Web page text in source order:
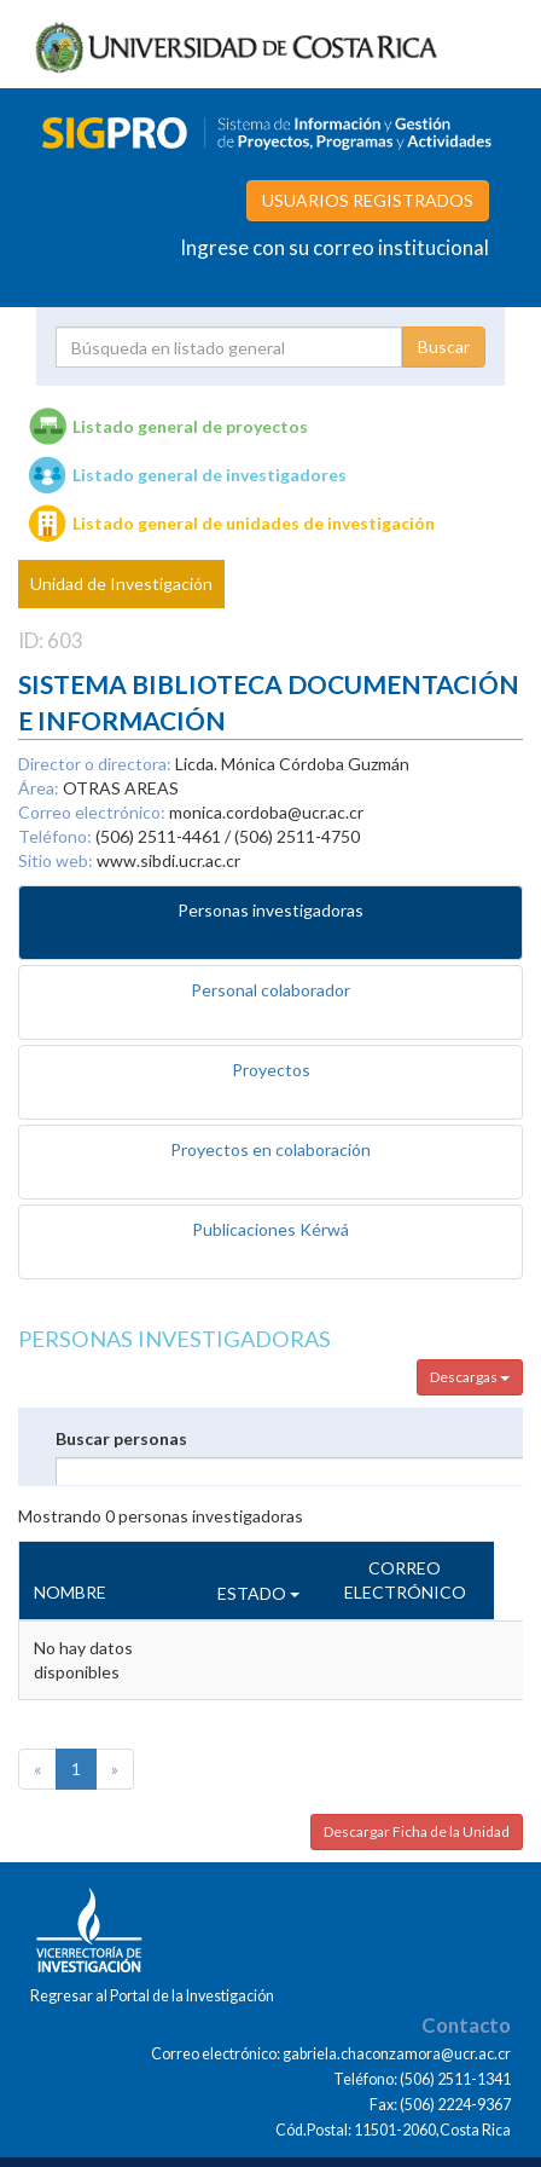
USUARIOS REGISTRADOS
Ingrese con su correo institucional
Unidades de investigación
Listado general de proyectos
Listado general de investigadores
Listado general de unidades de investigación
Unidad de Investigación
ID: 603
SISTEMA BIBLIOTECA DOCUMENTACIÓN
E INFORMACIÓN
Director o directora: Licda. Mónica Córdoba Guzmán
Área: OTRAS AREAS
Correo electrónico: monica.cordoba@ucr.ac.cr
Teléfono: (506) 2511-4461 / (506) 2511-4750
Sitio web: www.sibdi.ucr.ac.cr
Personas investigadoras
Personal colaborador
Proyectos
Proyectos en colaboración
Publicaciones Kérwá
PERSONAS INVESTIGADORAS
Descargas
Buscar personas
Mostrando 0personas investigadoras
NOMBRE ESTADO
CORREO
ELECTRÓNICO
No hay datos
disponibles
« 1 »
Descargar Ficha de la Unidad
Regresar al Portal de la Investigación
Contacto
Correo electrónico: gabriela.chaconzamora@ucr.ac.cr
Teléfono: (506) 2511-1341
Fax: (506) 2224-9367
Cód.Postal: 11501-2060,Costa Rica